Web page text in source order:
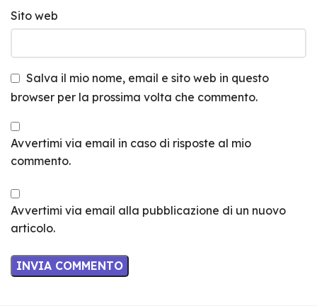
Sito web
Salva il mio nome, email e sito web in questo
browser per la prossima volta che commento.
Avvertimi via email in caso di risposte al mio
commento.
Avvertimi via email alla pubblicazione di un nuovo
articolo.